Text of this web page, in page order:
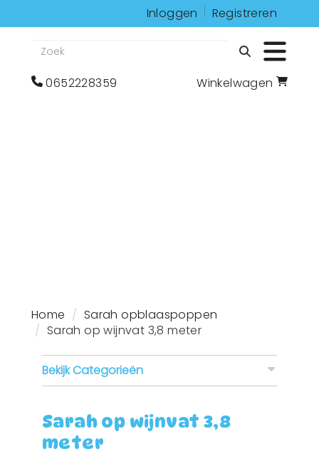
Inloggen Registreren
ZoekenToggle
bel0652228359
Ga
Winkelwagen
Home
Sarah opblaaspoppen
Sarah op wijnvat 3,8 meter
Bekijk Categorieën
Sarah op wijnvat 3,8
meter